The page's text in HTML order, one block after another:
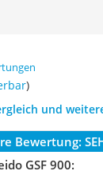
)
und
Bewertung:
GSF 900: